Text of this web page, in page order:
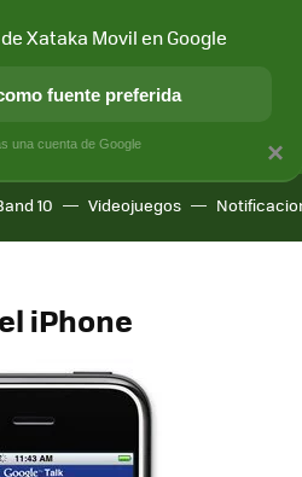
APLICACIONES
10 Videojuegos
iPhone
×
Xataka Movil en Google
fuente preferida
una cuenta de Google